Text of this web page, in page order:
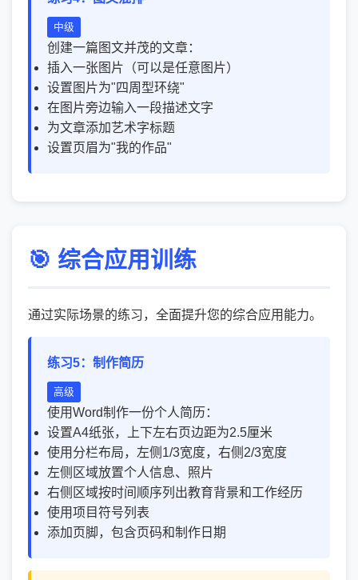
中级
创建一篇图文并茂的文章：
插入一张图片（可以是任意图片）
设置图片为"四周型环绕"
在图片旁边输入一段描述文字
为文章添加艺术字标题
设置页眉为"我的作品"
🎯 综合应用训练
通过实际场景的练习，全面提升您的综合应用能力。
练习5：制作简历
高级
使用Word制作一份个人简历：
设置A4纸张，上下左右页边距为2.5厘米
使用分栏布局，左侧1/3宽度，右侧2/3宽度
左侧区域放置个人信息、照片
右侧区域按时间顺序列出教育背景和工作经历
使用项目符号列表
添加页脚，包含页码和制作日期